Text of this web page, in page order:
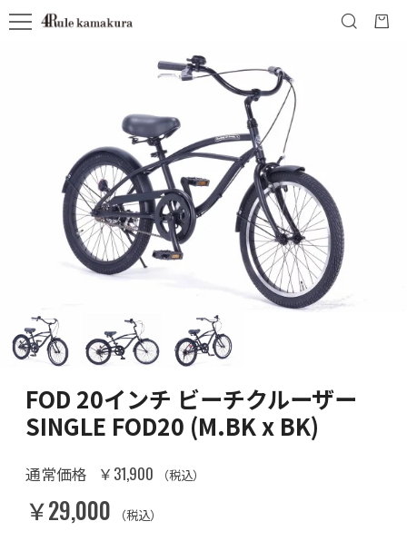
FOD 20インチ ビーチクルーザー
SINGLE FOD20 (M.BK x BK)
通常価格 ￥31,900 （税込）
￥29,000 （税込）